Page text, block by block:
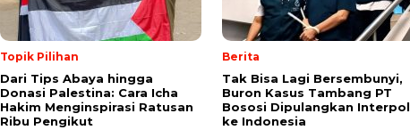
Topik Pilihan
Dari Tips Abaya hingga
Donasi Palestina: Cara Icha
Hakim Menginspirasi Ratusan
Ribu Pengikut
Berita
Tak Bisa Lagi Bersembunyi,
Buron Kasus Tambang PT
Bososi Dipulangkan Interpol
ke Indonesia